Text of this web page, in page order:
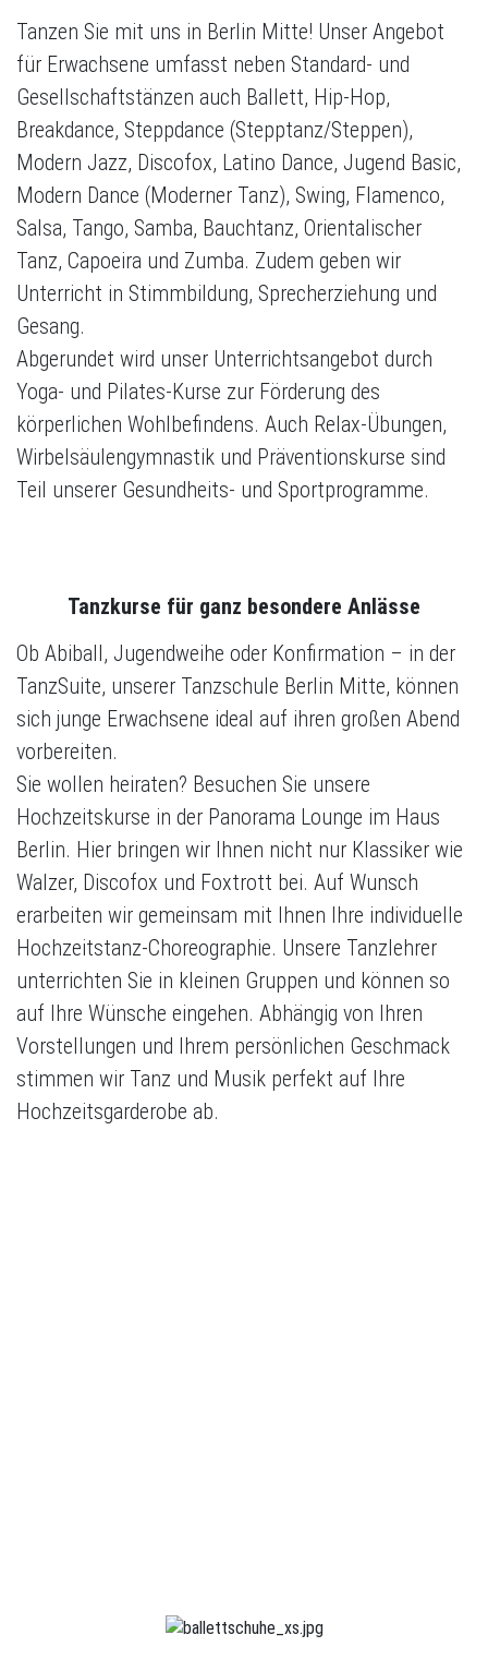
Tanzen Sie mit uns in Berlin Mitte! Unser Angebot
für Erwachsene umfasst neben Standard- und
Gesellschaftstänzen auch Ballett, Hip-Hop,
Breakdance, Steppdance (Stepptanz/Steppen),
Modern Jazz, Discofox, Latino Dance, Jugend Basic,
Modern Dance (Moderner Tanz), Swing, Flamenco,
Salsa, Tango, Samba, Bauchtanz, Orientalischer
Tanz, Capoeira und Zumba. Zudem geben wir
Unterricht in Stimmbildung, Sprecherziehung und
Gesang.
Abgerundet wird unser Unterrichtsangebot durch
Yoga- und Pilates-Kurse zur Förderung des
körperlichen Wohlbefindens. Auch Relax-Übungen,
Wirbelsäulengymnastik und Präventionskurse sind
Teil unserer Gesundheits- und Sportprogramme.
Tanzkurse für ganz besondere Anlässe
Ob Abiball, Jugendweihe oder Konfirmation – in der
TanzSuite, unserer Tanzschule Berlin Mitte, können
sich junge Erwachsene ideal auf ihren großen Abend
vorbereiten.
Sie wollen heiraten? Besuchen Sie unsere
Hochzeitskurse in der Panorama Lounge im Haus
Berlin. Hier bringen wir Ihnen nicht nur Klassiker wie
Walzer, Discofox und Foxtrott bei. Auf Wunsch
erarbeiten wir gemeinsam mit Ihnen Ihre individuelle
Hochzeitstanz-Choreographie. Unsere Tanzlehrer
unterrichten Sie in kleinen Gruppen und können so
auf Ihre Wünsche eingehen. Abhängig von Ihren
Vorstellungen und Ihrem persönlichen Geschmack
stimmen wir Tanz und Musik perfekt auf Ihre
Hochzeitsgarderobe ab.